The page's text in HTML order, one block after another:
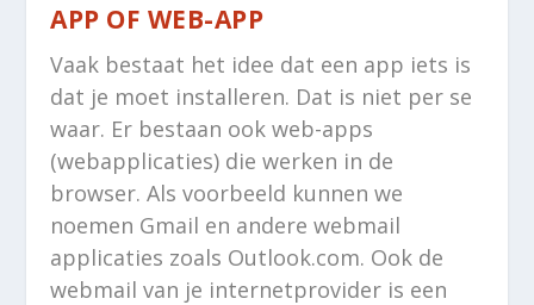
APP OF WEB-APP
Vaak bestaat het idee dat een app iets is
dat je moet installeren. Dat is niet per se
waar. Er bestaan ook web-apps
(webapplicaties) die werken in de
browser. Als voorbeeld kunnen we
noemen Gmail en andere webmail
applicaties zoals Outlook.com. Ook de
webmail van je internetprovider is een